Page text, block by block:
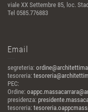
viale XX Settembre 85, loc.
Tel 0585.776883
Email
segreteria:
tesoreria:
PEC:
Ordine:
presidenza:
tesoreria: